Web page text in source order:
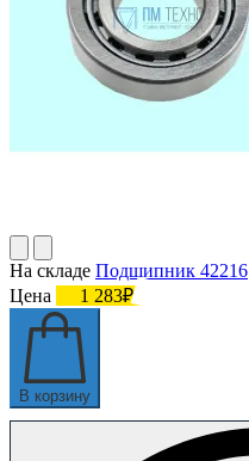
На складе Подшипник 42216
Цена
1 283₽
В корзину